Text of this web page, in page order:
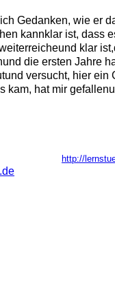
Gedanken, wie er
kannklar ist,
klar
die ersten Jahre
versucht, hier
kam, hat mir
http://